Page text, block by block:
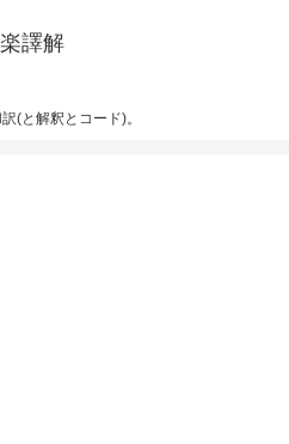
譯解
(と解釈とコード)。